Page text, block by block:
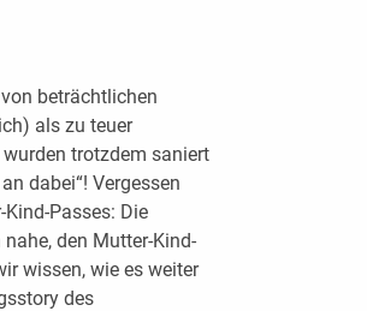
beträchtlichen
als zu teuer
trotzdem saniert
dabei“! Vergessen
Passes: Die
den Mutter-Kind-
wissen, wie es weiter
des